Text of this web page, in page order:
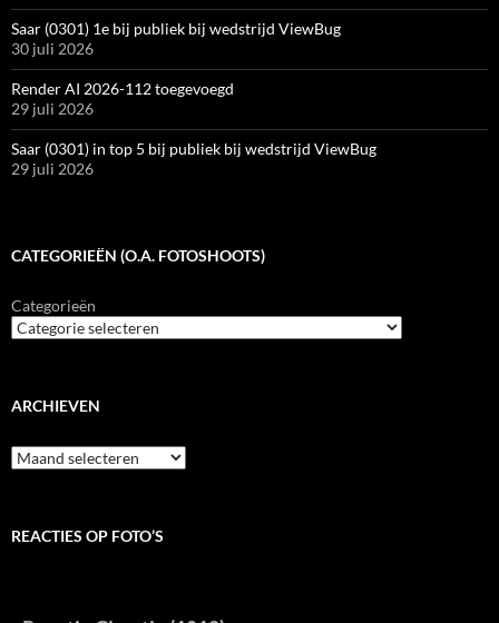
Saar (0301) 1e bij publiek bij wedstrijd ViewBug
30 juli 2026
Render AI 2026-112 toegevoegd
29 juli 2026
Saar (0301) in top 5 bij publiek bij wedstrijd ViewBug
29 juli 2026
CATEGORIEËN (O.A. FOTOSHOOTS)
Categorieën
ARCHIEVEN
Archieven
REACTIES OP FOTO’S